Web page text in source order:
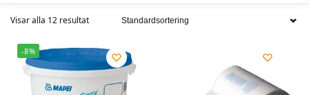
Visar alla 12 resultat
-8%